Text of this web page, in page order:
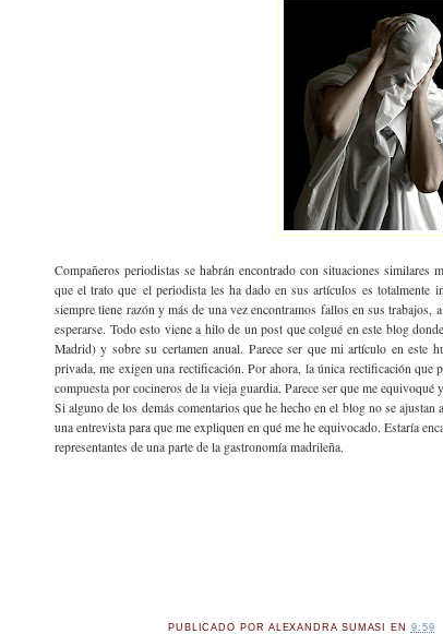
Compañeros periodistas se habrán encontrado con situaciones similares
que el trato que el periodista les ha dado en sus artículos es totalmente
siempre tiene razón y más de una vez encontramos fallos en sus
esperarse. Todo esto viene a hilo de un post que colgué en este blog
Madrid) y sobre su certamen anual. Parece ser que mi artículo en
privada, me exigen una rectificación. Por ahora, la única rectificación que
compuesta por cocineros de la vieja guardia. Parece ser que me
Si alguno de los demás comentarios que he hecho en el blog no se
una entrevista para que me expliquen en qué me he equivocado. Estaría
representantes de una parte de la gastronomía madrileña.
PUBLICADO POR ALEXANDRA SUMASI EN 9:59